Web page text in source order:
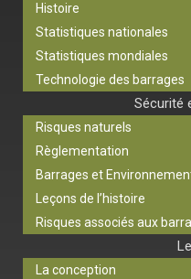
Histoire
Statistiques nationales
Statistiques mondiales
Technologie des barrages
Sécurité
Risques naturels
Règlementation
Barrages et
Leçons de l’histoire
Risques associés aux
La conception